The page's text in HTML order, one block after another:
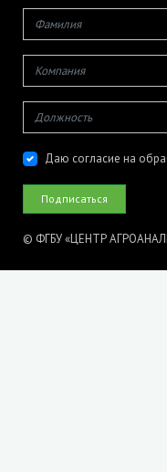
Даю согласие на
© ФГБУ «ЦЕНТР